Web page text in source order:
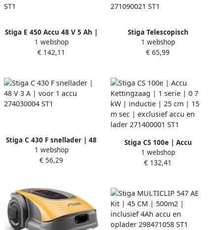
Stiga E 450 Accu 48 V 5 Ah |
222 Wh | Voor de 500 700
900 serie 274015004 ST1
1 webshop
€ 142,11
Stiga Telescopisch
verlengstuk 180 cm voor PR
100e mini-snoeizaag
1 webshop
€ 65,99
Stiga C 430 F snellader | 48
V 3 A | voor 1 accu
274030004 ST1
1 webshop
€ 56,29
Stiga CS 100e | Accu
Kettingzaag | 1 serie | 0 7
kW | inductie | 25 cm | 15
1 webshop
€ 132,41